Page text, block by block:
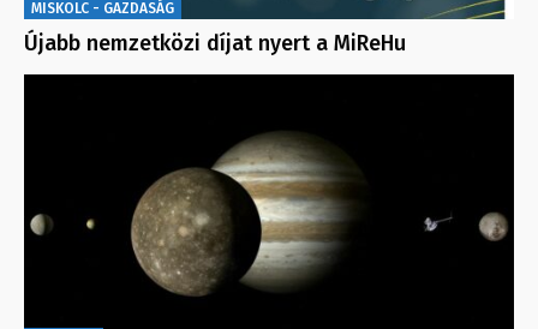
MISKOLC - GAZDASÁG
Újabb nemzetközi díjat nyert a MiReHu